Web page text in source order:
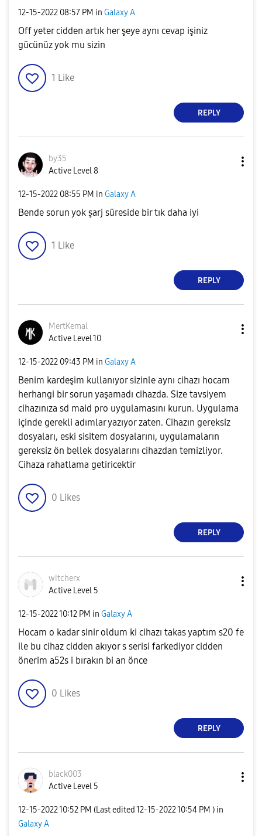
‎12-15-2022 08:57 PM in Galaxy A
Off yeter cidden artık her şeye aynı cevap işiniz
gücünüz yok mu sizin
1 Like
REPLY
by35
Active Level 8
‎12-15-2022 08:55 PM in Galaxy A
Bende sorun yok şarj süreside bir tık daha iyi
1 Like
REPLY
MertKemal
Active Level 10
‎12-15-2022 09:43 PM in Galaxy A
Benim kardeşim kullanıyor sizinle aynı cihazı hocam
herhangi bir sorun yaşamadı cihazda. Size tavsiyem
cihazınıza sd maid pro uygulamasını kurun. Uygulama
içinde gerekli adımlar yazıyor zaten. Cihazın gereksiz
dosyaları, eski sisitem dosyalarını, uygulamaların
gereksiz ön bellek dosyalarını cihazdan temizliyor.
Cihaza rahatlama getiricektir
0 Likes
REPLY
witcherx
Active Level 5
‎12-15-202210:12 PM in Galaxy A
Hocam o kadar sinir oldum ki cihazı takas yaptım s20 fe
ile bu cihaz cidden akıyor s serisi farkediyor cidden
önerim a52s i bırakın bi an önce
0 Likes
REPLY
black003
Active Level 5
‎12-15-202210:52 PM (Last edited ‎12-15-202210:54 PM ) in
Galaxy A